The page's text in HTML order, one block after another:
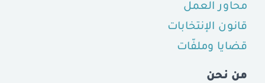
محاور العمل
قانون الإنتخابات
قضايا وملفّات
من نحن